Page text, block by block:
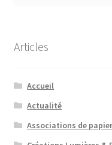
Articles
Accueil
Actualité
Associations de